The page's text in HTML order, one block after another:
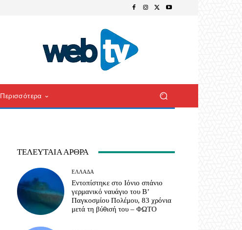
Περισσότερα
ΤΕΛΕΥΤΑΊΑ ΆΡΘΡΑ
ΕΛΛΆΔΑ
Εντοπίστηκε στο Ιόνιο σπάνιο
γερμανικό ναυάγιο του Β’
Παγκοσμίου Πολέμου, 83 χρόνια
μετά τη βύθισή του – ΦΩΤΟ